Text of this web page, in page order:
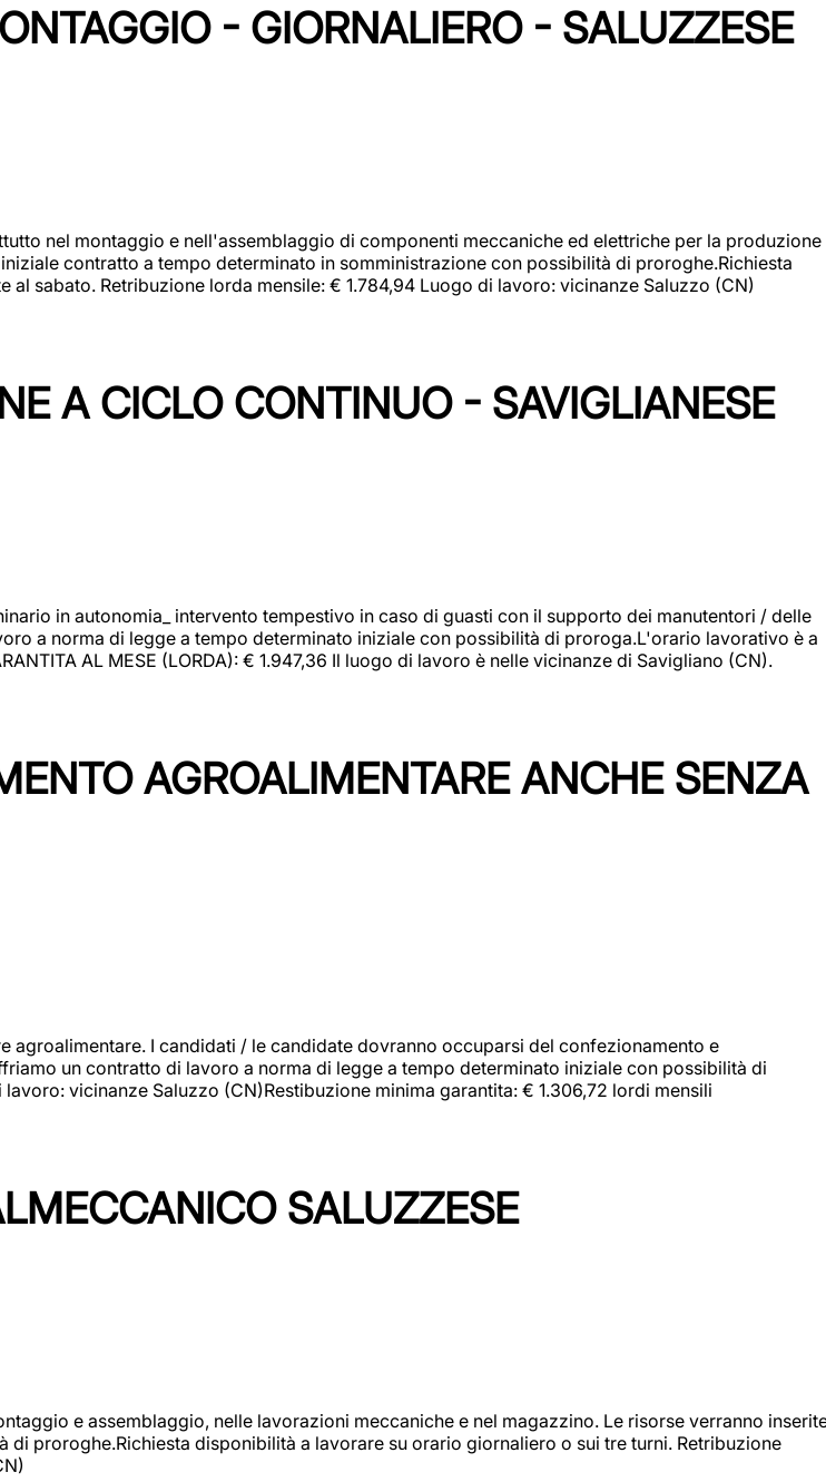
- GIORNALIERO - SALUZZESE
nel montaggio e nell'assemblaggio di componenti meccaniche ed elettriche per la produzione
contratto a tempo determinato in somministrazione con possibilità di proroghe.Richiesta
sabato. Retribuzione lorda mensile: € 1.784,94 Luogo di lavoro: vicinanze Saluzzo (CN)
A CICLO CONTINUO - SAVIGLIANESE
in autonomia_ intervento tempestivo in caso di guasti con il supporto dei manutentori / delle
a norma di legge a tempo determinato iniziale con possibilità di proroga.L'orario lavorativo è a
AL MESE (LORDA): € 1.947,36 Il luogo di lavoro è nelle vicinanze di Savigliano (CN).
AGROALIMENTARE ANCHE SENZA
agroalimentare. I candidati / le candidate dovranno occuparsi del confezionamento e
un contratto di lavoro a norma di legge a tempo determinato iniziale con possibilità di
vicinanze Saluzzo (CN)Restibuzione minima garantita: € 1.306,72 lordi mensili
SALUZZESE
e assemblaggio, nelle lavorazioni meccaniche e nel magazzino. Le risorse verranno
proroghe.Richiesta disponibilità a lavorare su orario giornaliero o sui tre turni. Retribuzione